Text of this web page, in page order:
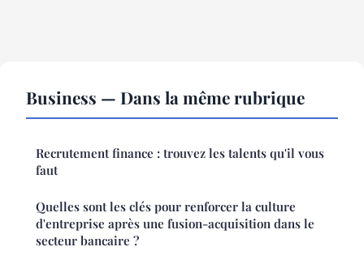
Business — Dans la même rubrique
Recrutement finance : trouvez les talents qu'il vous
faut
Quelles sont les clés pour renforcer la culture
d'entreprise après une fusion-acquisition dans le
secteur bancaire ?